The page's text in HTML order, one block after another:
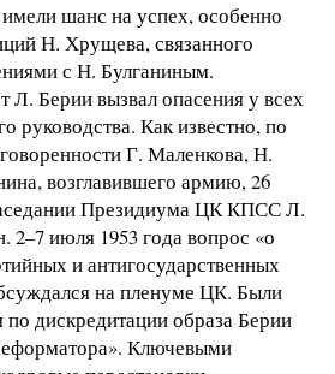
шанс на успех, особенно
Н. Хрущева, связанного
с Н. Булганиным.
Л. Берии вызвал опасения у всех
руководства. Как известно, по
Г. Маленкова, Н.
возглавившего армию, 26
Президиума ЦК КПСС Л.
2–7 июля 1953 года вопрос «о
и антигосударственных
на пленуме ЦК. Были
дискредитации образа Берии
Ключевыми